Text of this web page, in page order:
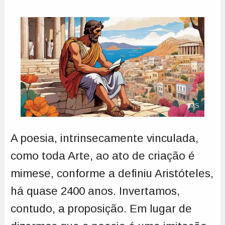
MS
A poesia, intrinsecamente vinculada,
como toda Arte, ao ato de criação é
mimese, conforme a definiu Aristóteles,
há quase 2400 anos. Invertamos,
contudo, a proposição. Em lugar de